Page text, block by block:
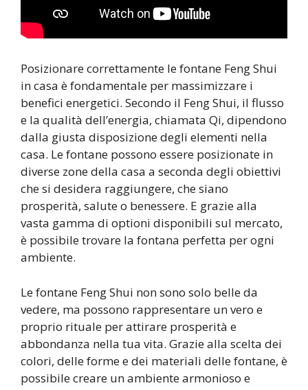
Posizionare correttamente le fontane Feng Shui
in casa è fondamentale per massimizzare i
benefici energetici. Secondo il Feng Shui, il flusso
e la qualità dell’energia, chiamata Qi, dipendono
dalla giusta disposizione degli elementi nella
casa. Le fontane possono essere posizionate in
diverse zone della casa a seconda degli obiettivi
che si desidera raggiungere, che siano
prosperità, salute o benessere. E grazie alla
vasta gamma di optioni disponibili sul mercato,
è possibile trovare la fontana perfetta per ogni
ambiente.
Le fontane Feng Shui non sono solo belle da
vedere, ma possono rappresentare un vero e
proprio rituale per attirare prosperità e
abbondanza nella tua vita. Grazie alla scelta dei
colori, delle forme e dei materiali delle fontane, è
possibile creare un ambiente armonioso e